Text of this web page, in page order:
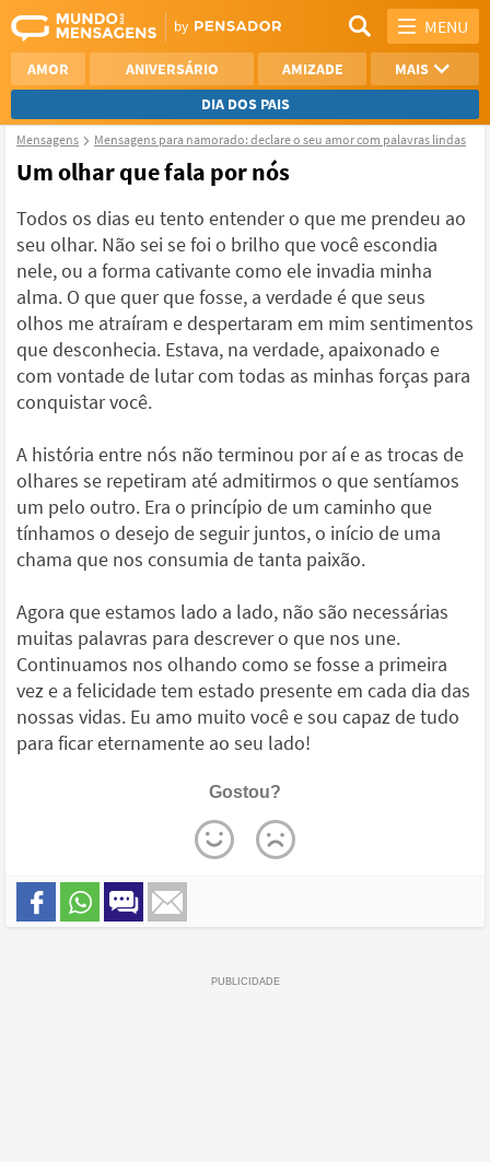
MENU
AMOR ANIVERSÁRIO AMIZADE
MAIS
DIA DOS PAIS
NAMORO
VER TODAS
Mensagens Mensagens para namorado: declare o seu amor com palavras lindas
Um olhar que fala por nós
Todos os dias eu tento entender o que me prendeu ao
seu olhar. Não sei se foi o brilho que você escondia
nele, ou a forma cativante como ele invadia minha
alma. O que quer que fosse, a verdade é que seus
olhos me atraíram e despertaram em mim sentimentos
que desconhecia. Estava, na verdade, apaixonado e
com vontade de lutar com todas as minhas forças para
conquistar você.
A história entre nós não terminou por aí e as trocas de
olhares se repetiram até admitirmos o que sentíamos
um pelo outro. Era o princípio de um caminho que
tínhamos o desejo de seguir juntos, o início de uma
chama que nos consumia de tanta paixão.
Agora que estamos lado a lado, não são necessárias
muitas palavras para descrever o que nos une.
Continuamos nos olhando como se fosse a primeira
vez e a felicidade tem estado presente em cada dia das
nossas vidas. Eu amo muito você e sou capaz de tudo
para ficar eternamente ao seu lado!
Gostou?